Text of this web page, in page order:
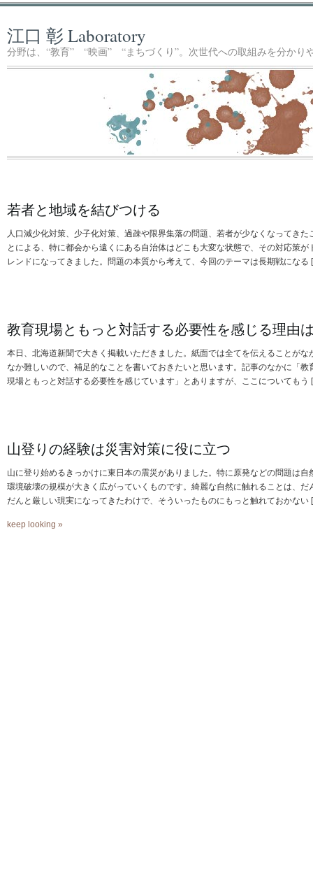
江口 彰 Laboratory
分野は、“教育” “映画” “まちづくり”。次世代への取組みを分かり
若者と地域を結びつける
人口減少化対策、少子化対策、過疎や限界集落の問題、若者が少なくなってきた
とによる、特に都会から遠くにある自治体はどこも大変な状態で、その対応策が
レンドになってきました。問題の本質から考えて、今回のテーマは長期戦にな
教育現場ともっと対話する必要性を感じる理由
本日、北海道新聞で大きく掲載いただきました。紙面では全てを伝えることがな
なか難しいので、補足的なことを書いておきたいと思います。記事のなかに「教
現場ともっと対話する必要性を感じています」とありますが、ここについても
山登りの経験は災害対策に役に立つ
山に登り始めるきっかけに東日本の震災がありました。特に原発などの問題は自
環境破壊の規模が大きく広がっていくものです。綺麗な自然に触れることは、だ
だんと厳しい現実になってきたわけで、そういったものにもっと触れておかな
keep looking »